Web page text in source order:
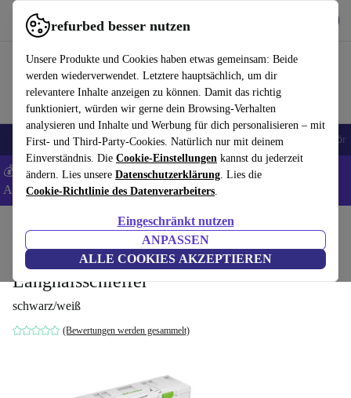
refurbed besser nutzen
Unsere Produkte und Cookies haben etwas gemeinsam: Beide
werden wiederverwendet. Letztere hauptsächlich, um dir
relevantere Inhalte anzeigen zu können. Damit das richtig
funktioniert, würden wir gerne dein Browsing-Verhalten
analysieren und Inhalte und Werbung für dich personalisieren – mit
First- und Third-Party-Cookies. Natürlich nur mit deinem
Einverständnis. Die Cookie-Einstellungen kannst du jederzeit
ändern. Lies unsere Datenschutzerklärung. Lies die
Cookie-Richtlinie des Datenverarbeiters.
Eingeschränkt nutzen
ANPASSEN
ALLE COOKIES AKZEPTIEREN
refurbed schnell und einfach nutzen
🎒 Back to school Handys Laptops Tablets Smartwatches Zubehör
💰 Extra -8% auf Samsung- und Google-Smartphones - Code:
ANDROID8 -AGB
Elektrowerkzeuge
Festool LHS 2 225 EQI-Plus Planex
Langhalsschleifer
schwarz/weiß
(Bewertungen werden gesammelt)